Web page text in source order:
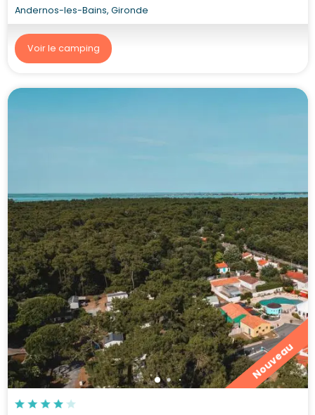
Andernos-les-Bains, Gironde
Voir le camping
Nouveau